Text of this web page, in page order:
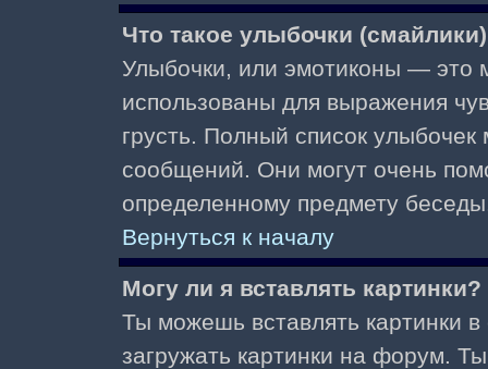
Что такое улыбочки
Улыбочки, или эмотиконы — это
использованы для выражения
грусть. Полный список
сообщений. Они могут очень
определенному предмету
Вернуться к началу
Могу ли я вставлять картинки?
Ты можешь вставлять картинки
загружать картинки на форум.